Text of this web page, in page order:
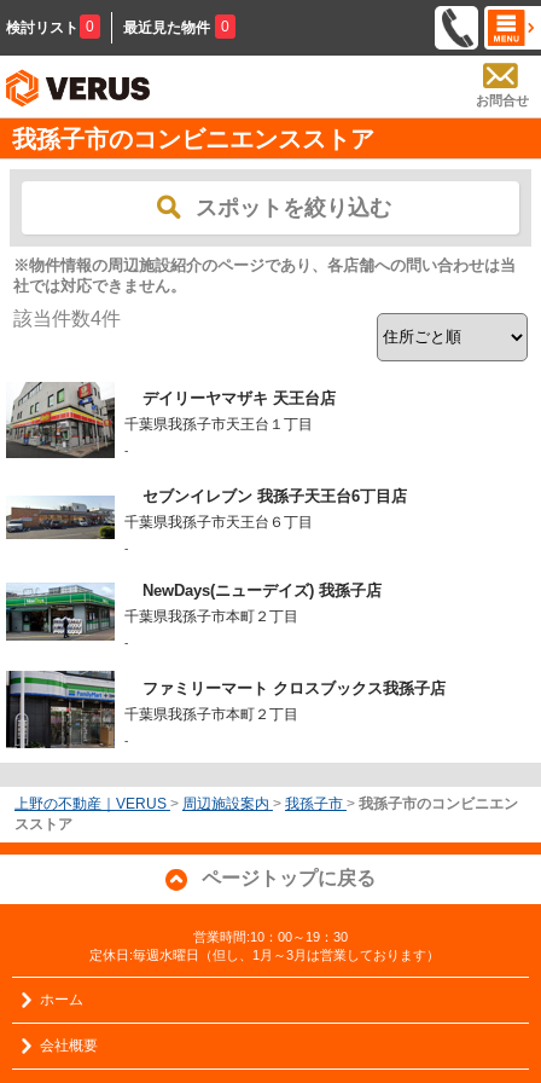
検討リスト 0 最近見た物件 0
お問合せ
我孫子市のコンビニエンスストア
スポットを絞り込む
※物件情報の周辺施設紹介のページであり、各店舗への問い合わせは当
社では対応できません。
該当件数4件
デイリーヤマザキ 天王台店
千葉県我孫子市天王台１丁目
-
セブンイレブン 我孫子天王台6丁目店
千葉県我孫子市天王台６丁目
-
NewDays(ニューデイズ) 我孫子店
千葉県我孫子市本町２丁目
-
ファミリーマート クロスブックス我孫子店
千葉県我孫子市本町２丁目
-
上野の不動産｜VERUS > 周辺施設案内 > 我孫子市 > 我孫子市のコンビニエン
スストア
ページトップに戻る
営業時間:10：00～19：30
定休日:毎週水曜日（但し、1月～3月は営業しております）
ホーム
会社概要